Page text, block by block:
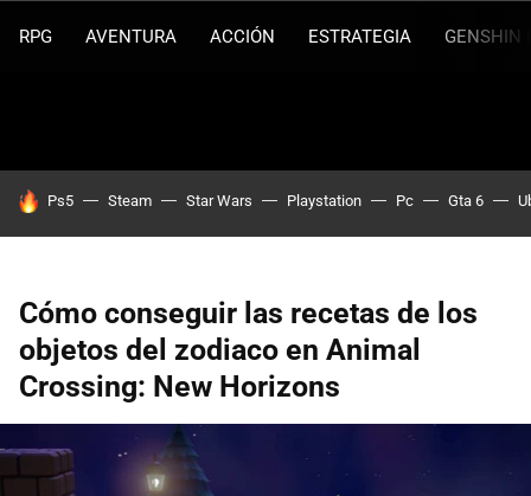
RPG AVENTURA ACCIÓN ESTRATEGIA GENSHIN
HOY SE HABLA DE
Ps5 Steam Star Wars Playstation Pc Gta 6
Cómo conseguir las recetas de los
objetos del zodiaco en Animal
Crossing: New Horizons